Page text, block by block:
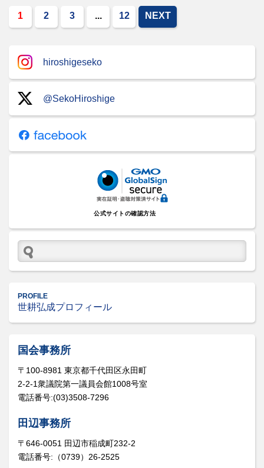
1 2 3 ... 12 NEXT
hiroshigeseko
@SekoHiroshige
公式サイトの確認方法
PROFILE
世耕弘成プロフィール
国会事務所
〒100-8981 東京都千代田区永田町
2-2-1衆議院第一議員会館1008号室
電話番号:(03)3508-7296
田辺事務所
〒646-0051 田辺市稲成町232-2
電話番号:（0739）26-2525